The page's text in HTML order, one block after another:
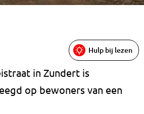
Hulp bij lezen
in Zundert is
op bewoners van een